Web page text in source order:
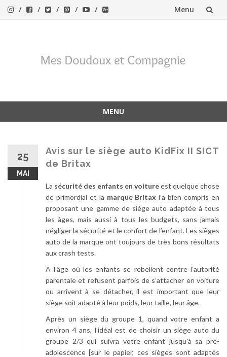
Menu
MENU
25
MAI
Avis sur le siège auto KidFix II SICT
de Britax
La sécurité des enfants en voitureest quelque chose
de primordial et la marque Britax l’a bien compris en
proposant une gamme de siège auto adaptée à tous
les âges, mais aussi à tous les budgets, sans jamais
négliger la sécurité et le confort de l’enfant. Les sièges
auto de la marque ont toujours de très bons résultats
aux crash tests.
A l’âge où les enfants se rebellent contre l’autorité
parentale et refusent parfois de s’attacher en voiture
ou arrivent à se détacher, il est important que leur
siège soit adapté à leur poids, leur taille, leur âge.
Après un siège du groupe 1, quand votre enfant a
environ 4 ans, l’idéal est de choisir un siège auto du
groupe 2/3 qui suivra votre enfant jusqu’à sa pré-
adolescence [sur le papier, ces sièges sont adaptés